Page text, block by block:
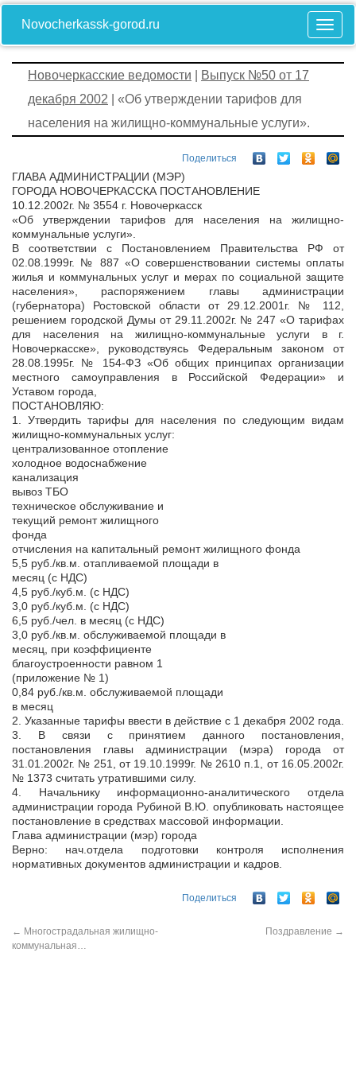
Novocherkassk-gorod.ru
Новочеркасские ведомости
Выпуск №50 от 17
декабря 2002 | «Об утверждении тарифов для
населения на жилищно-коммунальные услуги».
Поделиться
ГЛАВА АДМИНИСТРАЦИИ (МЭР)
ГОРОДА НОВОЧЕРКАССКА ПОСТАНОВЛЕНИЕ
10.12.2002г. № 3554 г. Новочеркасск
«Об утверждении тарифов для населения на жилищно-
коммунальные услуги».
В соответствии с Постановлением Правительства РФ от
02.08.1999г. № 887 «О совершенствовании системы оплаты
жилья и коммунальных услуг и мерах по социальной защите
населения», распоряжением главы администрации
(губернатора) Ростовской области от 29.12.2001г. № 112,
решением городской Думы от 29.11.2002г. № 247 «О тарифах
для населения на жилищно-коммунальные услуги в г.
Новочеркасске», руководствуясь Федеральным законом от
28.08.1995г. № 154-ФЗ «Об общих принципах организации
местного самоуправления в Российской Федерации» и
Уставом города,
ПОСТАНОВЛЯЮ:
1. Утвердить тарифы для населения по следующим видам
жилищно-коммунальных услуг:
централизованное отопление
холодное водоснабжение
канализация
вывоз ТБО
техническое обслуживание и
текущий ремонт жилищного
фонда
отчисления на капитальный ремонт жилищного фонда
5,5 руб./кв.м. отапливаемой площади в
месяц (с НДС)
4,5 руб./куб.м. (с НДС)
3,0 руб./куб.м. (с НДС)
6,5 руб./чел. в месяц (с НДС)
3,0 руб./кв.м. обслуживаемой площади в
месяц, при коэффициенте
благоустроенности равном 1
(приложение № 1)
0,84 руб./кв.м. обслуживаемой площади
в месяц
2. Указанные тарифы ввести в действие с 1 декабря 2002 года.
3. В связи с принятием данного постановления,
постановления главы администрации (мэра) города от
31.01.2002г. № 251, от 19.10.1999г. № 2610 п.1, от 16.05.2002г.
№ 1373 считать утратившими силу.
4. Начальнику информационно-аналитического отдела
администрации города Рубиной В.Ю. опубликовать настоящее
постановление в средствах массовой информации.
Глава администрации (мэр) города
Верно: нач.отдела подготовки контроля исполнения
нормативных документов администрации и кадров.
Поделиться
← Многострадальная жилищно-
коммунальная…
Поздравление →